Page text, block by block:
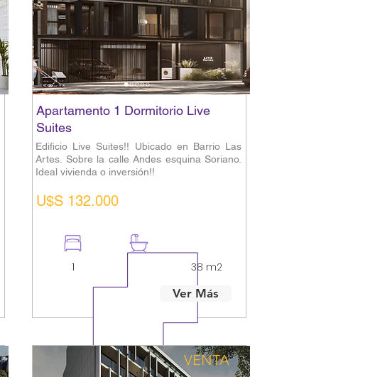
Apartamento 1 Dormitorio Live
Suites
Edificio Live Suites!! Ubicado en Barrio Las
Artes. Sobre la calle Andes esquina Soriano.
Ideal vivienda o inversión!!
U$S 132.000
1
38 m2
Ver Más
VENTA